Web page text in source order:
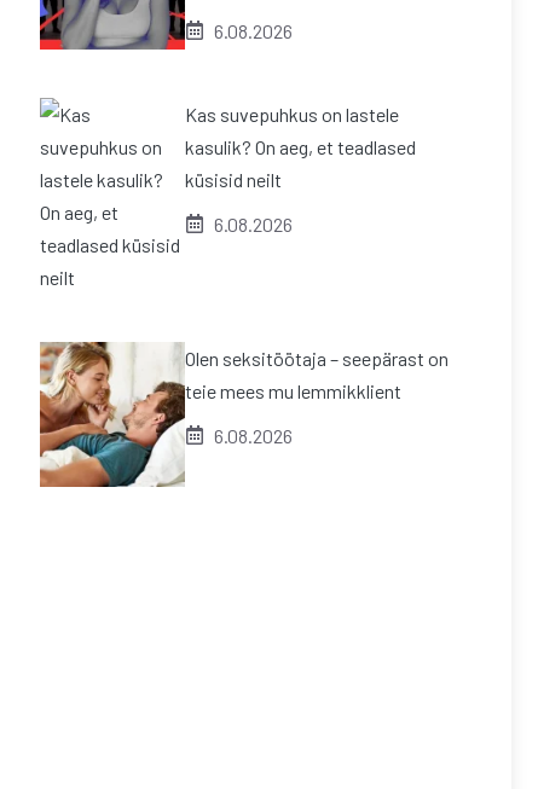
6.08.2026
Kas suvepuhkus on lastele
kasulik? On aeg, et teadlased
küsisid neilt
6.08.2026
Olen seksitöötaja – seepärast on
teie mees mu lemmikklient
6.08.2026